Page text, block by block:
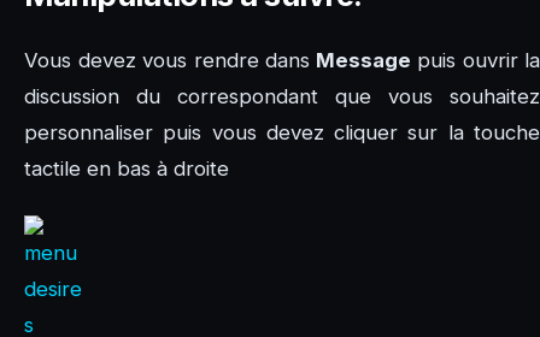
Vous devez vous rendre dans Message puis ouvrir la
discussion du correspondant que vous souhaitez
personnaliser puis vous devez cliquer sur la touche
tactile en bas à droite